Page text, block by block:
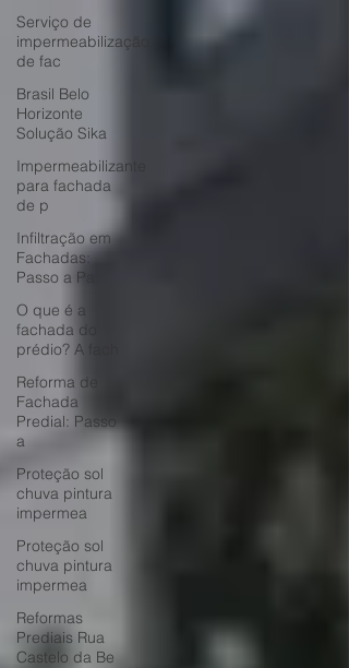
Serviço de
impermeabilização
de fac
Brasil Belo
Horizonte
Solução Sika
Impermeabilizante
para fachada
de p
Infiltração em
Fachadas:
Passo a Pa
O que é a
fachada do
prédio? A fach
Reforma de
Fachada
Predial: Passo
a
Proteção sol
chuva pintura
impermea
Proteção sol
chuva pintura
impermea
Reformas
Prediais Rua
Castelo da Be